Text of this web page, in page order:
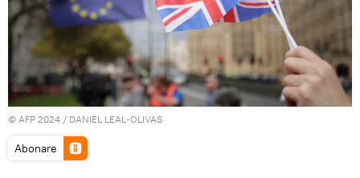
© AFP 2024 / DANIEL LEAL-OLIVAS
Abonare